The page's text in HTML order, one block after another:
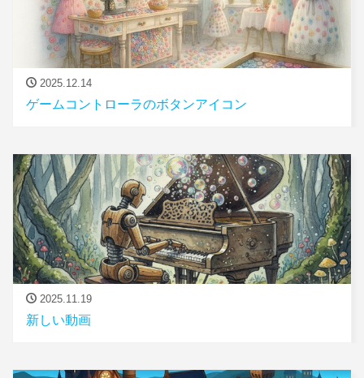
2025.12.14
ゲームコントローラのボタンアイコン
2025.11.19
新しい動画